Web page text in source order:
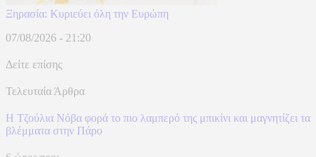
Ξηρασία: Κυριεύει όλη την Ευρώπη
07/08/2026 - 21:20
Δείτε επίσης
Τελευταία Άρθρα
Η Τζούλια Νόβα φορά το πιο λαμπερό της μπικίνι και μαγνητίζει τα
βλέμματα στην Πάρο